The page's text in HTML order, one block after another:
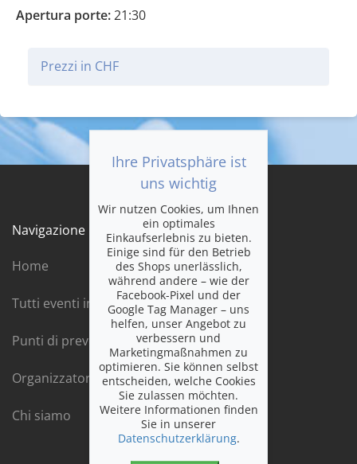
Apertura porte:21:30
Prezzi in CHF
Navigazione
Home
Tutti eventi in ordine cronologico
Punti di prevendita
Organizzatori
Chi siamo
Ihre Privatsphäre ist
uns wichtig
Wir nutzen Cookies, um Ihnen
ein optimales
Einkaufserlebnis zu bieten.
Einige sind für den Betrieb
des Shops unerlässlich,
während andere – wie der
Facebook-Pixel und der
Google Tag Manager – uns
helfen, unser Angebot zu
verbessern und
Marketingmaßnahmen zu
optimieren. Sie können selbst
entscheiden, welche Cookies
Sie zulassen möchten.
Weitere Informationen finden
Sie in unserer
Datenschutzerklärung.